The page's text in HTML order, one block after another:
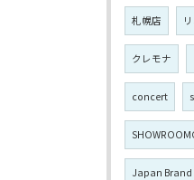
札幌店
クレモナ
concert
Japan